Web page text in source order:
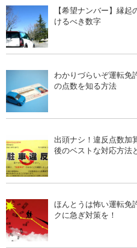
【希望ナンバー】縁
けるべき数字
わかりづらいぞ運転免
の点数を知る方法
出頭ナシ！違反点数加
後のベストな対応方法
ほんとうは怖い運転免
クに急ぎ対策を！